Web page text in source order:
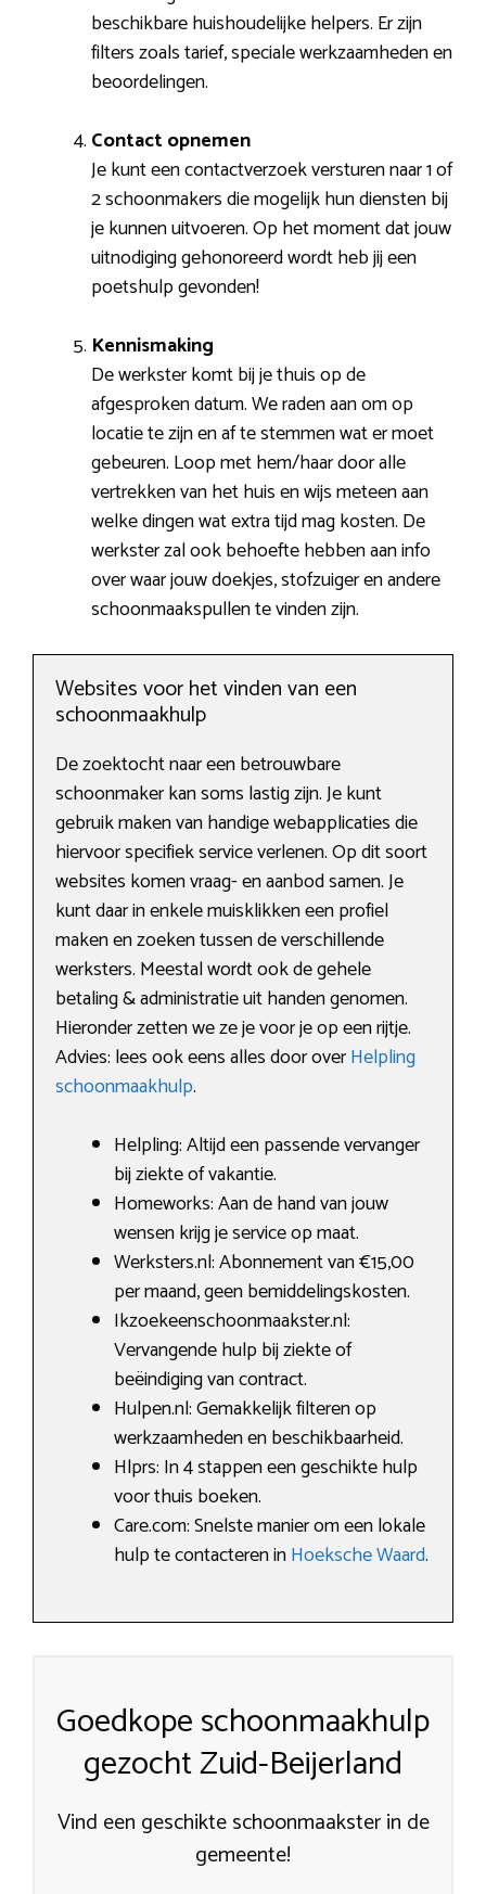
beschikbare huishoudelijke helpers. Er zijn
filters zoals tarief, speciale werkzaamheden en
beoordelingen.
Contact opnemen
Je kunt een contactverzoek versturen naar 1 of
2 schoonmakers die mogelijk hun diensten bij
je kunnen uitvoeren. Op het moment dat jouw
uitnodiging gehonoreerd wordt heb jij een
poetshulp gevonden!
Kennismaking
De werkster komt bij je thuis op de
afgesproken datum. We raden aan om op
locatie te zijn en af te stemmen wat er moet
gebeuren. Loop met hem/haar door alle
vertrekken van het huis en wijs meteen aan
welke dingen wat extra tijd mag kosten. De
werkster zal ook behoefte hebben aan info
over waar jouw doekjes, stofzuiger en andere
schoonmaakspullen te vinden zijn.
Websites voor het vinden van een
schoonmaakhulp
De zoektocht naar een betrouwbare
schoonmaker kan soms lastig zijn. Je kunt
gebruik maken van handige webapplicaties die
hiervoor specifiek service verlenen. Op dit soort
websites komen vraag- en aanbod samen. Je
kunt daar in enkele muisklikken een profiel
maken en zoeken tussen de verschillende
werksters. Meestal wordt ook de gehele
betaling & administratie uit handen genomen.
Hieronder zetten we ze je voor je op een rijtje.
Advies: lees ook eens alles door overHelpling
schoonmaakhulp.
Helpling: Altijd een passende vervanger
bij ziekte of vakantie.
Homeworks: Aan de hand van jouw
wensen krijg je service op maat.
Werksters.nl: Abonnement van €15,00
per maand, geen bemiddelingskosten.
Ikzoekeenschoonmaakster.nl:
Vervangende hulp bij ziekte of
beëindiging van contract.
Hulpen.nl: Gemakkelijk filteren op
werkzaamheden en beschikbaarheid.
Hlprs: In 4 stappen een geschikte hulp
voor thuis boeken.
Care.com: Snelste manier om een lokale
hulp te contacteren inHoeksche Waard.
Goedkope schoonmaakhulp
gezocht Zuid-Beijerland
Vind een geschikte schoonmaakster in de
gemeente!